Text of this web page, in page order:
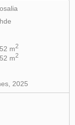
m2
m2
2025